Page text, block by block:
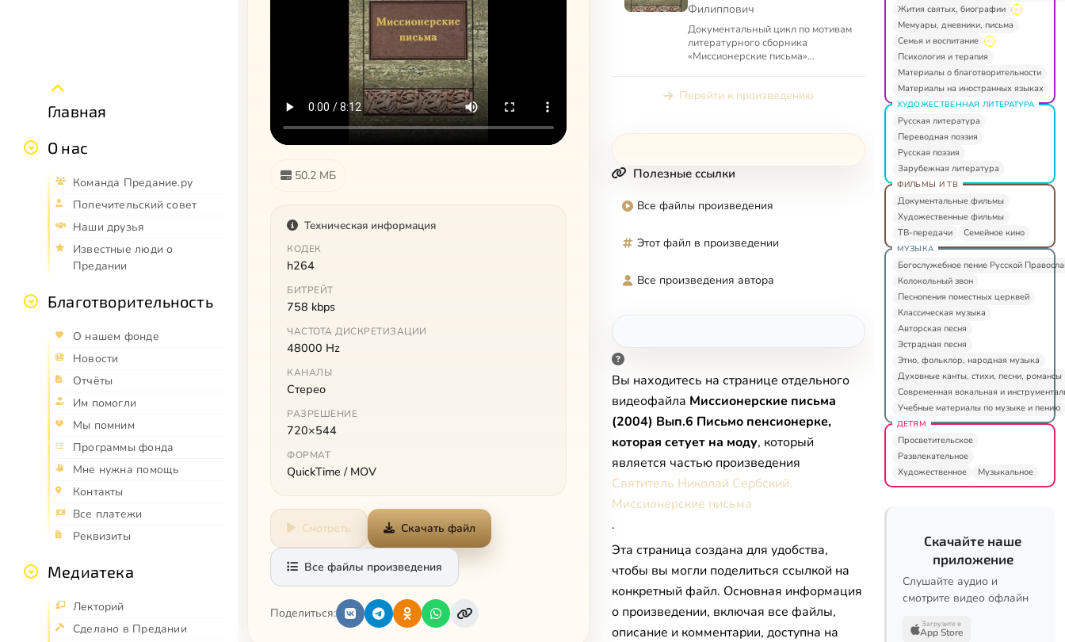
Главная
О нас
Команда Предание.ру
Попечительский совет
Наши друзья
Известные люди о
Предании
Благотворительность
О нашем фонде
Новости
Отчёты
Им помогли
Мы помним
Программы фонда
Мне нужна помощь
Контакты
Все платежи
Реквизиты
Медиатека
Лекторий
Сделано в Предании
50.2 МБ
Техническая информация
КОДЕК
h264
БИТРЕЙТ
758 kbps
ЧАСТОТА ДИСКРЕТИЗАЦИИ
48000 Hz
КАНАЛЫ
Стерео
РАЗРЕШЕНИЕ
720×544
ФОРМАТ
QuickTime / MOV
Смотреть Скачать файл
Все файлы произведения
Поделиться:
Филиппович
Документальный цикл по мотивам
литературного сборника
«Миссионерские письма»
замечательный и в с...
Перейти к произведению
Полезные ссылки
Все файлы произведения
Этот файл в произведении
Все произведения автора
Вы находитесь на странице отдельного
видеофайла Миссионерские письма
(2004) Вып.6 Письмо пенсионерке,
которая сетует на моду, который
является частью произведения
Святитель Николай Сербский.
Миссионерские письма
.
Эта страница создана для удобства,
чтобы вы могли поделиться ссылкой на
конкретный файл. Основная информация
о произведении, включая все файлы,
описание и комментарии, доступна на
Жития святых, биографии
Мемуары, дневники, письма
Семья и воспитание
Психология и терапия
Материалы о благотворительности
Материалы на иностранных языках
ХУДОЖЕСТВЕННАЯ ЛИТЕРАТУРА
Русская литература
Переводная поэзия
Русская поэзия
Зарубежная литература
ФИЛЬМЫ И ТВ
Документальные фильмы
Художественные фильмы
ТВ-передачи
Семейное кино
МУЗЫКА
Богослужебное пение Русской
Колокольный звон
Песнопения поместных церквей
Классическая музыка
Авторская песня
Эстрадная песня
Этно, фольклор, народная музыка
Духовные канты, стихи, песни, романсы
Современная вокальная и
Учебные материалы по музыке и пению
ДЕТЯМ
Просветительское
Развлекательное
Художественное
Музыкальное
Скачайте наше
приложение
Слушайте аудио и
смотрите видео офлайн
Загрузите в
App Store